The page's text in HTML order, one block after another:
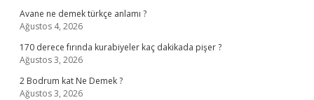
Avane ne demek türkçe anlamı ?
Ağustos 4, 2026
170 derece fırında kurabiyeler kaç dakikada pişer ?
Ağustos 3, 2026
2 Bodrum kat Ne Demek ?
Ağustos 3, 2026